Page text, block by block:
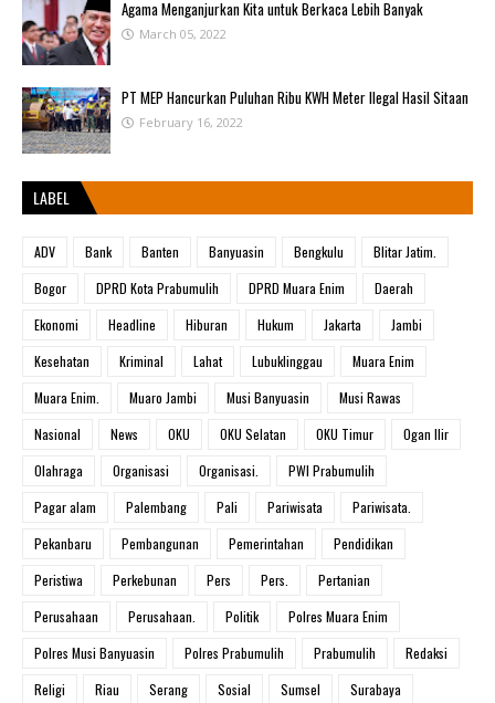
Agama Menganjurkan Kita untuk Berkaca Lebih Banyak
March 05, 2022
PT MEP Hancurkan Puluhan Ribu KWH Meter Ilegal Hasil Sitaan
February 16, 2022
LABEL
ADV Bank Banten Banyuasin Bengkulu
Blitar Jatim.
Bogor
DPRD Kota Prabumulih DPRD Muara Enim
Daerah
Ekonomi
Headline Hiburan Hukum Jakarta
Jambi
Kesehatan
Kriminal Lahat Lubuklinggau
Muara Enim
Muara Enim.
Muaro Jambi Musi Banyuasin
Musi Rawas
Nasional
News OKU OKU Selatan OKU Timur
Ogan Ilir
Olahraga
Organisasi Organisasi.
PWI Prabumulih
Pagar alam
Palembang Pali Pariwisata
Pariwisata.
Pekanbaru
Pembangunan Pemerintahan
Pendidikan
Peristiwa
Perkebunan Pers Pers.
Pertanian
Perusahaan
Perusahaan. Politik
Polres Muara Enim
Polres Musi Banyuasin
Polres Prabumulih Prabumulih
Redaksi
Religi
Riau Serang Sosial Sumsel
Surabaya